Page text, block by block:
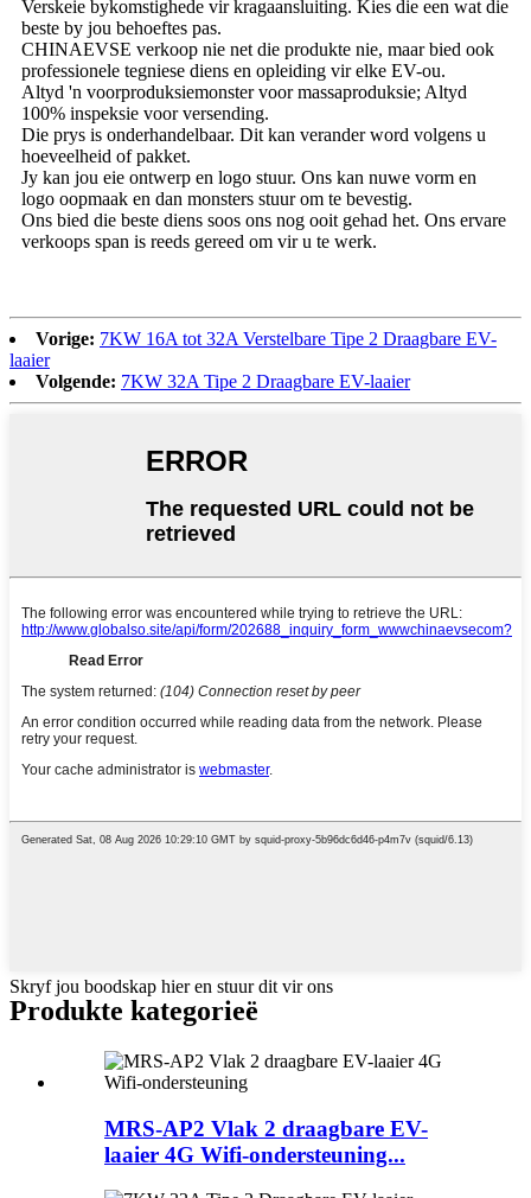
Verskeie bykomstighede vir kragaansluiting. Kies die een wat die
beste by jou behoeftes pas.
CHINAEVSE verkoop nie net die produkte nie, maar bied ook
professionele tegniese diens en opleiding vir elke EV-ou.
Altyd 'n voorproduksiemonster voor massaproduksie; Altyd
100% inspeksie voor versending.
Die prys is onderhandelbaar. Dit kan verander word volgens u
hoeveelheid of pakket.
Jy kan jou eie ontwerp en logo stuur. Ons kan nuwe vorm en
logo oopmaak en dan monsters stuur om te bevestig.
Ons bied die beste diens soos ons nog ooit gehad het. Ons ervare
verkoops span is reeds gereed om vir u te werk.
Vorige: 7KW 16A tot 32A Verstelbare Tipe 2 Draagbare EV-
laaier
Volgende: 7KW 32A Tipe 2 Draagbare EV-laaier
Skryf jou boodskap hier en stuur dit vir ons
Produkte kategorieë
MRS-AP2 Vlak 2 draagbare EV-
laaier 4G Wifi-ondersteuning...